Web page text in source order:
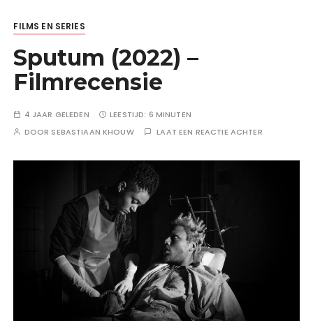
FILMS EN SERIES
Sputum (2022) –
Filmrecensie
4 JAAR GELEDEN LEESTIJD: 6 MINUTEN
DOOR SEBASTIAAN KHOUW LAAT EEN REACTIE ACHTER